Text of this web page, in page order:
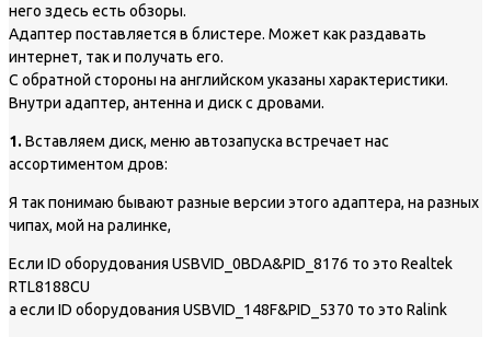
него здесь есть обзоры.
Адаптер поставляется в блистере. Может как раздавать
интернет, так и получать его.
С обратной стороны на английском указаны характеристики.
Внутри адаптер, антенна и диск с дровами.
1. Вставляем диск, меню автозапуска встречает нас
ассортиментом дров:
Я так понимаю бывают разные версии этого адаптера, на разных
чипах, мой на ралинке,
Если ID оборудования USBVID_0BDA&PID_8176 то это Realtek
RTL8188СU
а если ID оборудования USBVID_148F&PID_5370 то это Ralink